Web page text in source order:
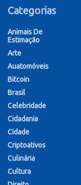
Categorias
Animais De
Estimação
Arte
Auatomóveis
Bitcoin
Brasil
Celebridade
Cidadania
Cidade
Criptoativos
Culinária
Cultura